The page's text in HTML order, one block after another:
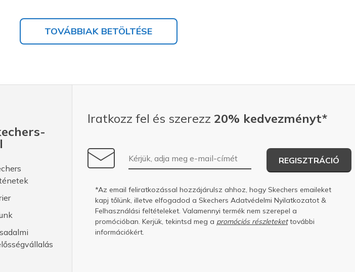
TOVÁBBIAK BETÖLTÉSE
Iratkozz fel és szerezz 20% kedvezményt*
E-mail-cím
REGISZTRÁCIÓ
*Az email feliratkozással hozzájárulsz ahhoz, hogy Skechers emaileket
kapj tőlünk, illetve elfogadod a Skechers Adatvédelmi Nyilatkozatot &
Felhasználási feltételeket. Valamennyi termék nem szerepel a
promócióban. Kerjük, tekintsd meg a promóciós részletekettovábbi
információkért.